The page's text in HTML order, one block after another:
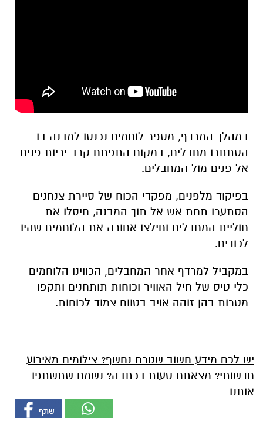
במהלך המרדף, מספר לוחמים נכנסו למבנה בו
הסתתרו מחבלים, במקום התפתח קרב יריות פנים
אל פנים מול המחבלים.
בפיקוד מלפנים, מפקדי הכוח של סיירת צנחנים
הסתערו תחת אש אל תוך המבנה, חיסלו את
חוליית המחבלים וחילצו אחורה את הלוחמים שהיו
לכודים.
במקביל למרדף אחר המחבלים, הכווינו הלוחמים
כלי טיס של חיל האוויר וכוחות תותחנים ותקפו
מטרות בהן זוהה אויב בטווח צמוד לכוחות.
יש לכם מידע חשוב שטרם נחשף? צילומים מאירוע
חדשותי? מצאתם טעות בכתבה? נשמח שתשתפו
אותנו